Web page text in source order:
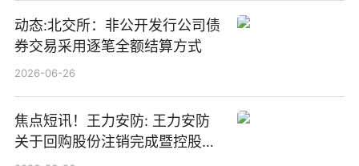
动态:北交所：非公开发行公司债
券交易采用逐笔全额结算方式
2026-06-26
焦点短讯！王力安防: 王力安防
关于回购股份注销完成暨控股股